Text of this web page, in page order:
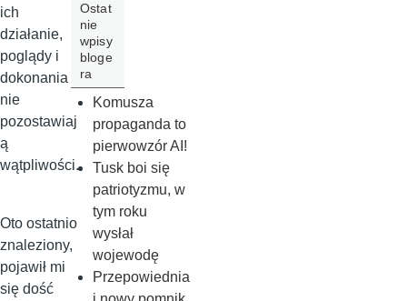
ich
działanie,
poglądy i
dokonania
nie
pozostawiaj
ą
wątpliwości.
Oto ostatnio
znaleziony,
pojawił mi
się dość
Ostat
nie
wpisy
bloge
ra
Komusza
propaganda to
pierwowzór AI!
Tusk boi się
patriotyzmu, w
tym roku
wysłał
wojewodę
Przepowiednia